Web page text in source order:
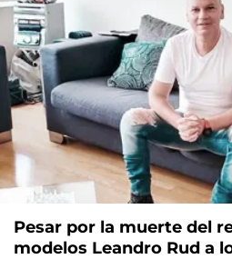
Pesar por la muerte del
modelos Leandro Rud a